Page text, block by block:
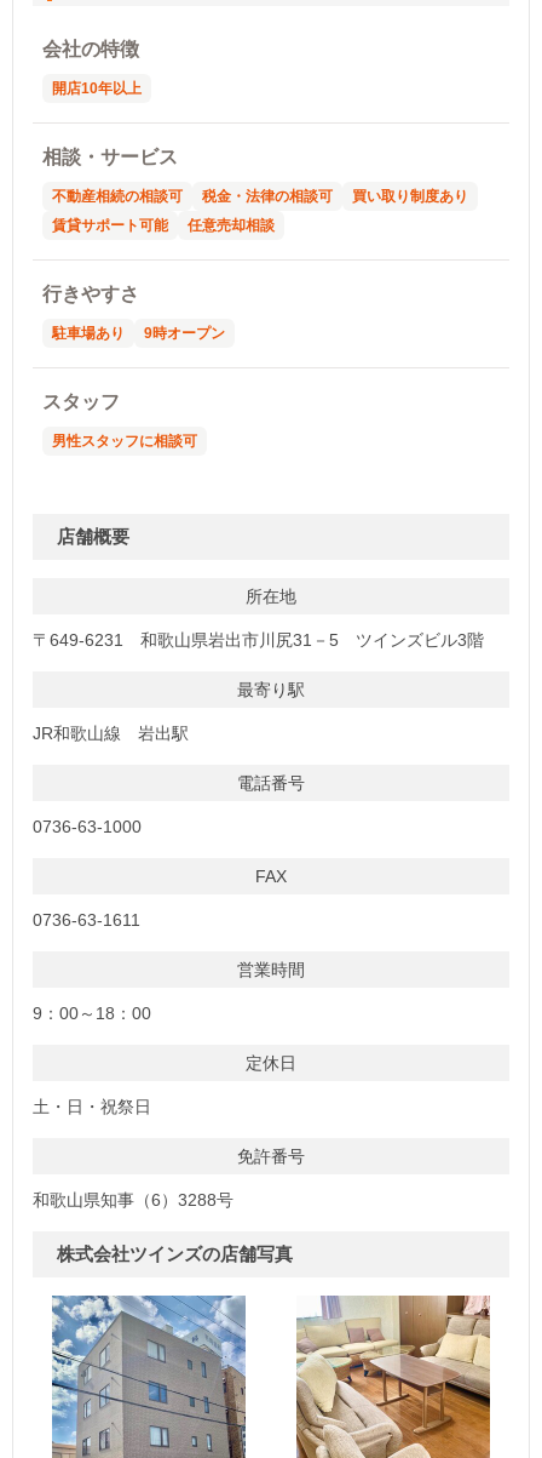
会社の特徴
開店10年以上
相談・サービス
不動産相続の相談可 税金・法律の相談可
買い取り制度あり
賃貸サポート可能
任意売却相談
行きやすさ
駐車場あり 9時オープン
スタッフ
男性スタッフに相談可
店舗概要
所在地
〒649-6231 和歌山県岩出市川尻31－5 ツインズビル3階
最寄り駅
JR和歌山線 岩出駅
電話番号
0736-63-1000
FAX
0736-63-1611
営業時間
9：00～18：00
定休日
土・日・祝祭日
免許番号
和歌山県知事（6）3288号
株式会社ツインズの店舗写真